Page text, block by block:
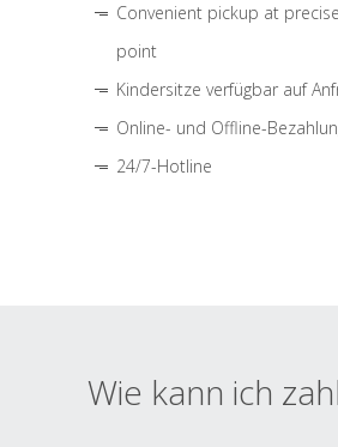
Convenient pickup at
point
Kindersitze verfügbar auf
Online- und Offline-
24/7-Hotline
Wie kann ich